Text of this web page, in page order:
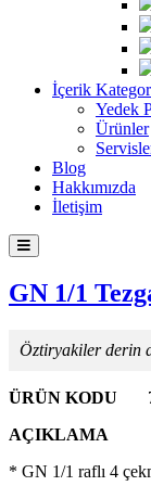
İçerik
Yedek
Ürünler
Blog
Hakkımızda
İletişim
GN 1/1
Öztiryakiler derin
ÜRÜN KODU
AÇIKLAMA
* GN 1/1 raflı 4